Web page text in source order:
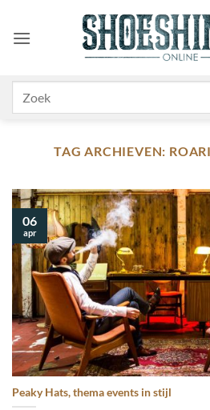
naar
inhoud
TAG ARCHIEVEN:
Peaky Hats, thema events in stijl
06
apr